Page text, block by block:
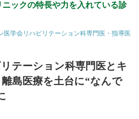
ックの特長や力を入れている診
学会リハビリテーション科専門医・指導医
テーション科専門医とキ
島医療を土台に“なんで